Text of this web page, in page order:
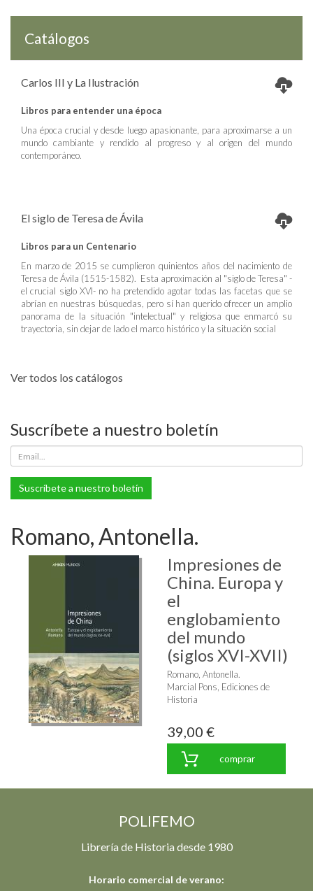
Catálogos
Carlos III y La Ilustración
Libros para entender una época
Una época crucial y desde luego apasionante, para aproximarse a un
mundo cambiante y rendido al progreso y al origen del mundo
contemporáneo.
El siglo de Teresa de Ávila
Libros para un Centenario
En marzo de 2015 se cumplieron quinientos años del nacimiento de
Teresa de Ávila (1515-1582). Esta aproximación al "siglo de Teresa" -
el crucial siglo XVI- no ha pretendido agotar todas las facetas que se
abrían en nuestras búsquedas, pero sí han querido ofrecer un amplio
panorama de la situación "intelectual" y religiosa que enmarcó su
trayectoria, sin dejar de lado el marco histórico y la situación social
Ver todos los catálogos
Suscríbete a nuestro boletín
Suscríbete a nuestro boletín
Romano, Antonella.
Impresiones de
China. Europa y
el
englobamiento
del mundo
(siglos XVI-XVII)
Romano, Antonella.
Marcial Pons, Ediciones de
Historia
39,00 €
comprar
POLIFEMO
Librería de Historia desde 1980
Horario comercial de verano: